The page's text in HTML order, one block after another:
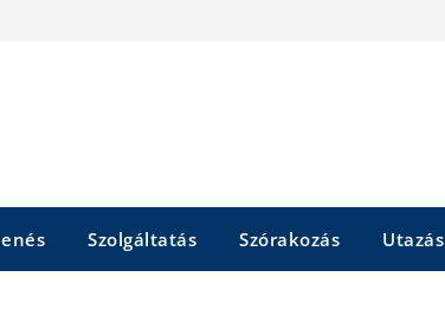
Szolgáltatás Szórakozás Utazás